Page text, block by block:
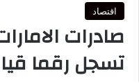
اقتصاد
صادرات
تسجل رقما